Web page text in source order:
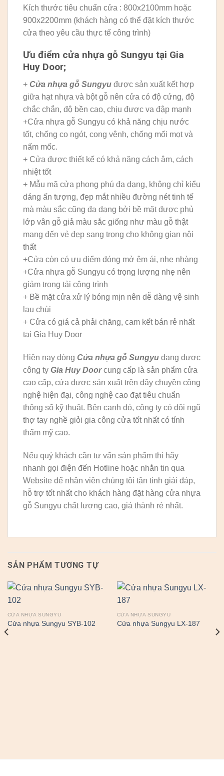
Kích thước tiêu chuẩn cửa : 800x2100mm hoặc
900x2200mm (khách hàng có thể đặt kích thước
cửa theo yêu cầu thực tế công trình)
Ưu điểm cửa nhựa gỗ Sungyu tại Gia
Huy Door;
+ Cửa nhựa gỗ Sungyu được sản xuất kết hợp
giữa hạt nhựa và bột gỗ nên cửa có độ cứng, độ
chắc chắn, độ bền cao, chịu được va đập mạnh
+Cửa nhựa gỗ Sungyu có khả năng chịu nước
tốt, chống co ngót, cong vênh, chống mối mọt và
nấm mốc.
+ Cửa được thiết kế có khả năng cách âm, cách
nhiệt tốt
+ Mẫu mã cửa phong phú đa dạng, không chỉ kiểu
dáng ấn tượng, đẹp mắt nhiều đường nét tinh tế
mà màu sắc cũng đa dạng bởi bề mặt được phủ
lớp vân gỗ giả màu sắc giống như màu gỗ thật
mang đến vẻ đẹp sang trọng cho không gian nội
thất
+Cửa còn có ưu điểm đóng mở êm ái, nhẹ nhàng
+Cửa nhựa gỗ Sungyu có trọng lượng nhẹ nên
giảm trọng tải công trình
+ Bề mặt cửa xử lý bóng mịn nên dễ dàng vệ sinh
lau chùi
+ Cửa có giá cả phải chăng, cam kết bán rẻ nhất
tại Gia Huy Door
Hiện nay dòng Cửa nhựa gỗ Sungyu đang được
công ty Gia Huy Doorcung cấp là sản phẩm cửa
cao cấp, cửa được sản xuất trên dây chuyền công
nghệ hiện đại, công nghệ cao đạt tiêu chuẩn
thông số kỹ thuật. Bên cạnh đó, công ty có đội ngũ
thợ tay nghề giỏi gia công cửa tốt nhất có tính
thẩm mỹ cao.
Nếu quý khách cần tư vấn sản phẩm thì hãy
nhanh gọi điện đến Hotline hoặc nhắn tin qua
Website để nhân viên chúng tôi tận tình giải đáp,
hỗ trợ tốt nhất cho khách hàng đặt hàng cửa nhựa
gỗ Sungyu chất lượng cao, giá thành rẻ nhất.
SẢN PHẨM TƯƠNG TỰ
CỬA NHỰA SUNGYU
Cửa nhựa Sungyu SYB-102
CỬA NHỰA SUNGYU
Cửa nhựa Sungyu LX-187